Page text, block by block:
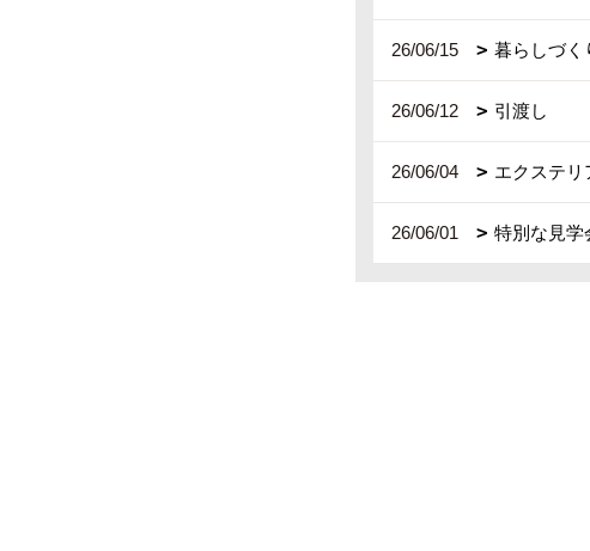
26/06/15 暮らしづく
26/06/12 引渡し
26/06/04 エクステ
26/06/01 特別な見学